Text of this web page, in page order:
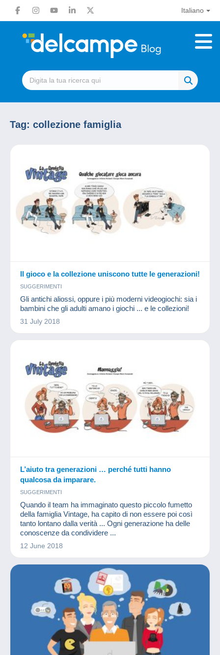
Italiano
Tag: collezione famiglia
Il gioco e la collezione uniscono tutte le generazioni!
SUGGERIMENTI
Gli antichi aliossi, oppure i più moderni videogiochi: sia i
bambini che gli adulti amano i giochi ... e le collezioni!
31 July 2018
L’aiuto tra generazioni … perché tutti hanno
qualcosa da imparare.
SUGGERIMENTI
Quando il team ha immaginato questo piccolo fumetto
della famiglia Vintage, ha capito di non essere poi così
tanto lontano dalla verità ... Ogni generazione ha delle
conoscenze da condividere ...
12 June 2018